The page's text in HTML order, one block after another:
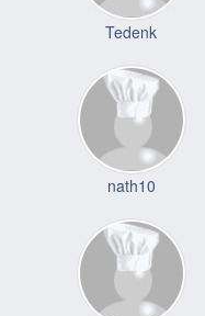
Tedenk
nath10